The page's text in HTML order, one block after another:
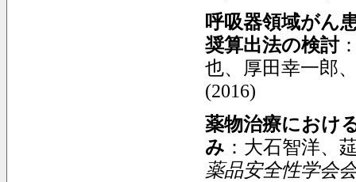
呼吸器領域がん
奨算出法の検討
也、厚田幸一郎
(2016)
薬物治療におけ
み ：大石智洋、
薬品安全性学会